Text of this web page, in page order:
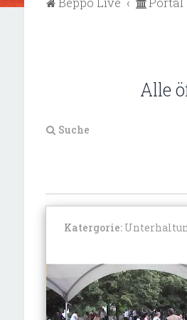
Alle
Suche
Katergorie: